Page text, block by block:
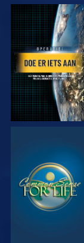
KIJK
KIJK